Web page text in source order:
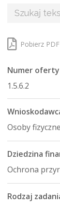
Pobierz PDF
Numer oferty
1.5.6.2
Osoby fizyczne
Dziedzina
Ochrona
Rodzaj